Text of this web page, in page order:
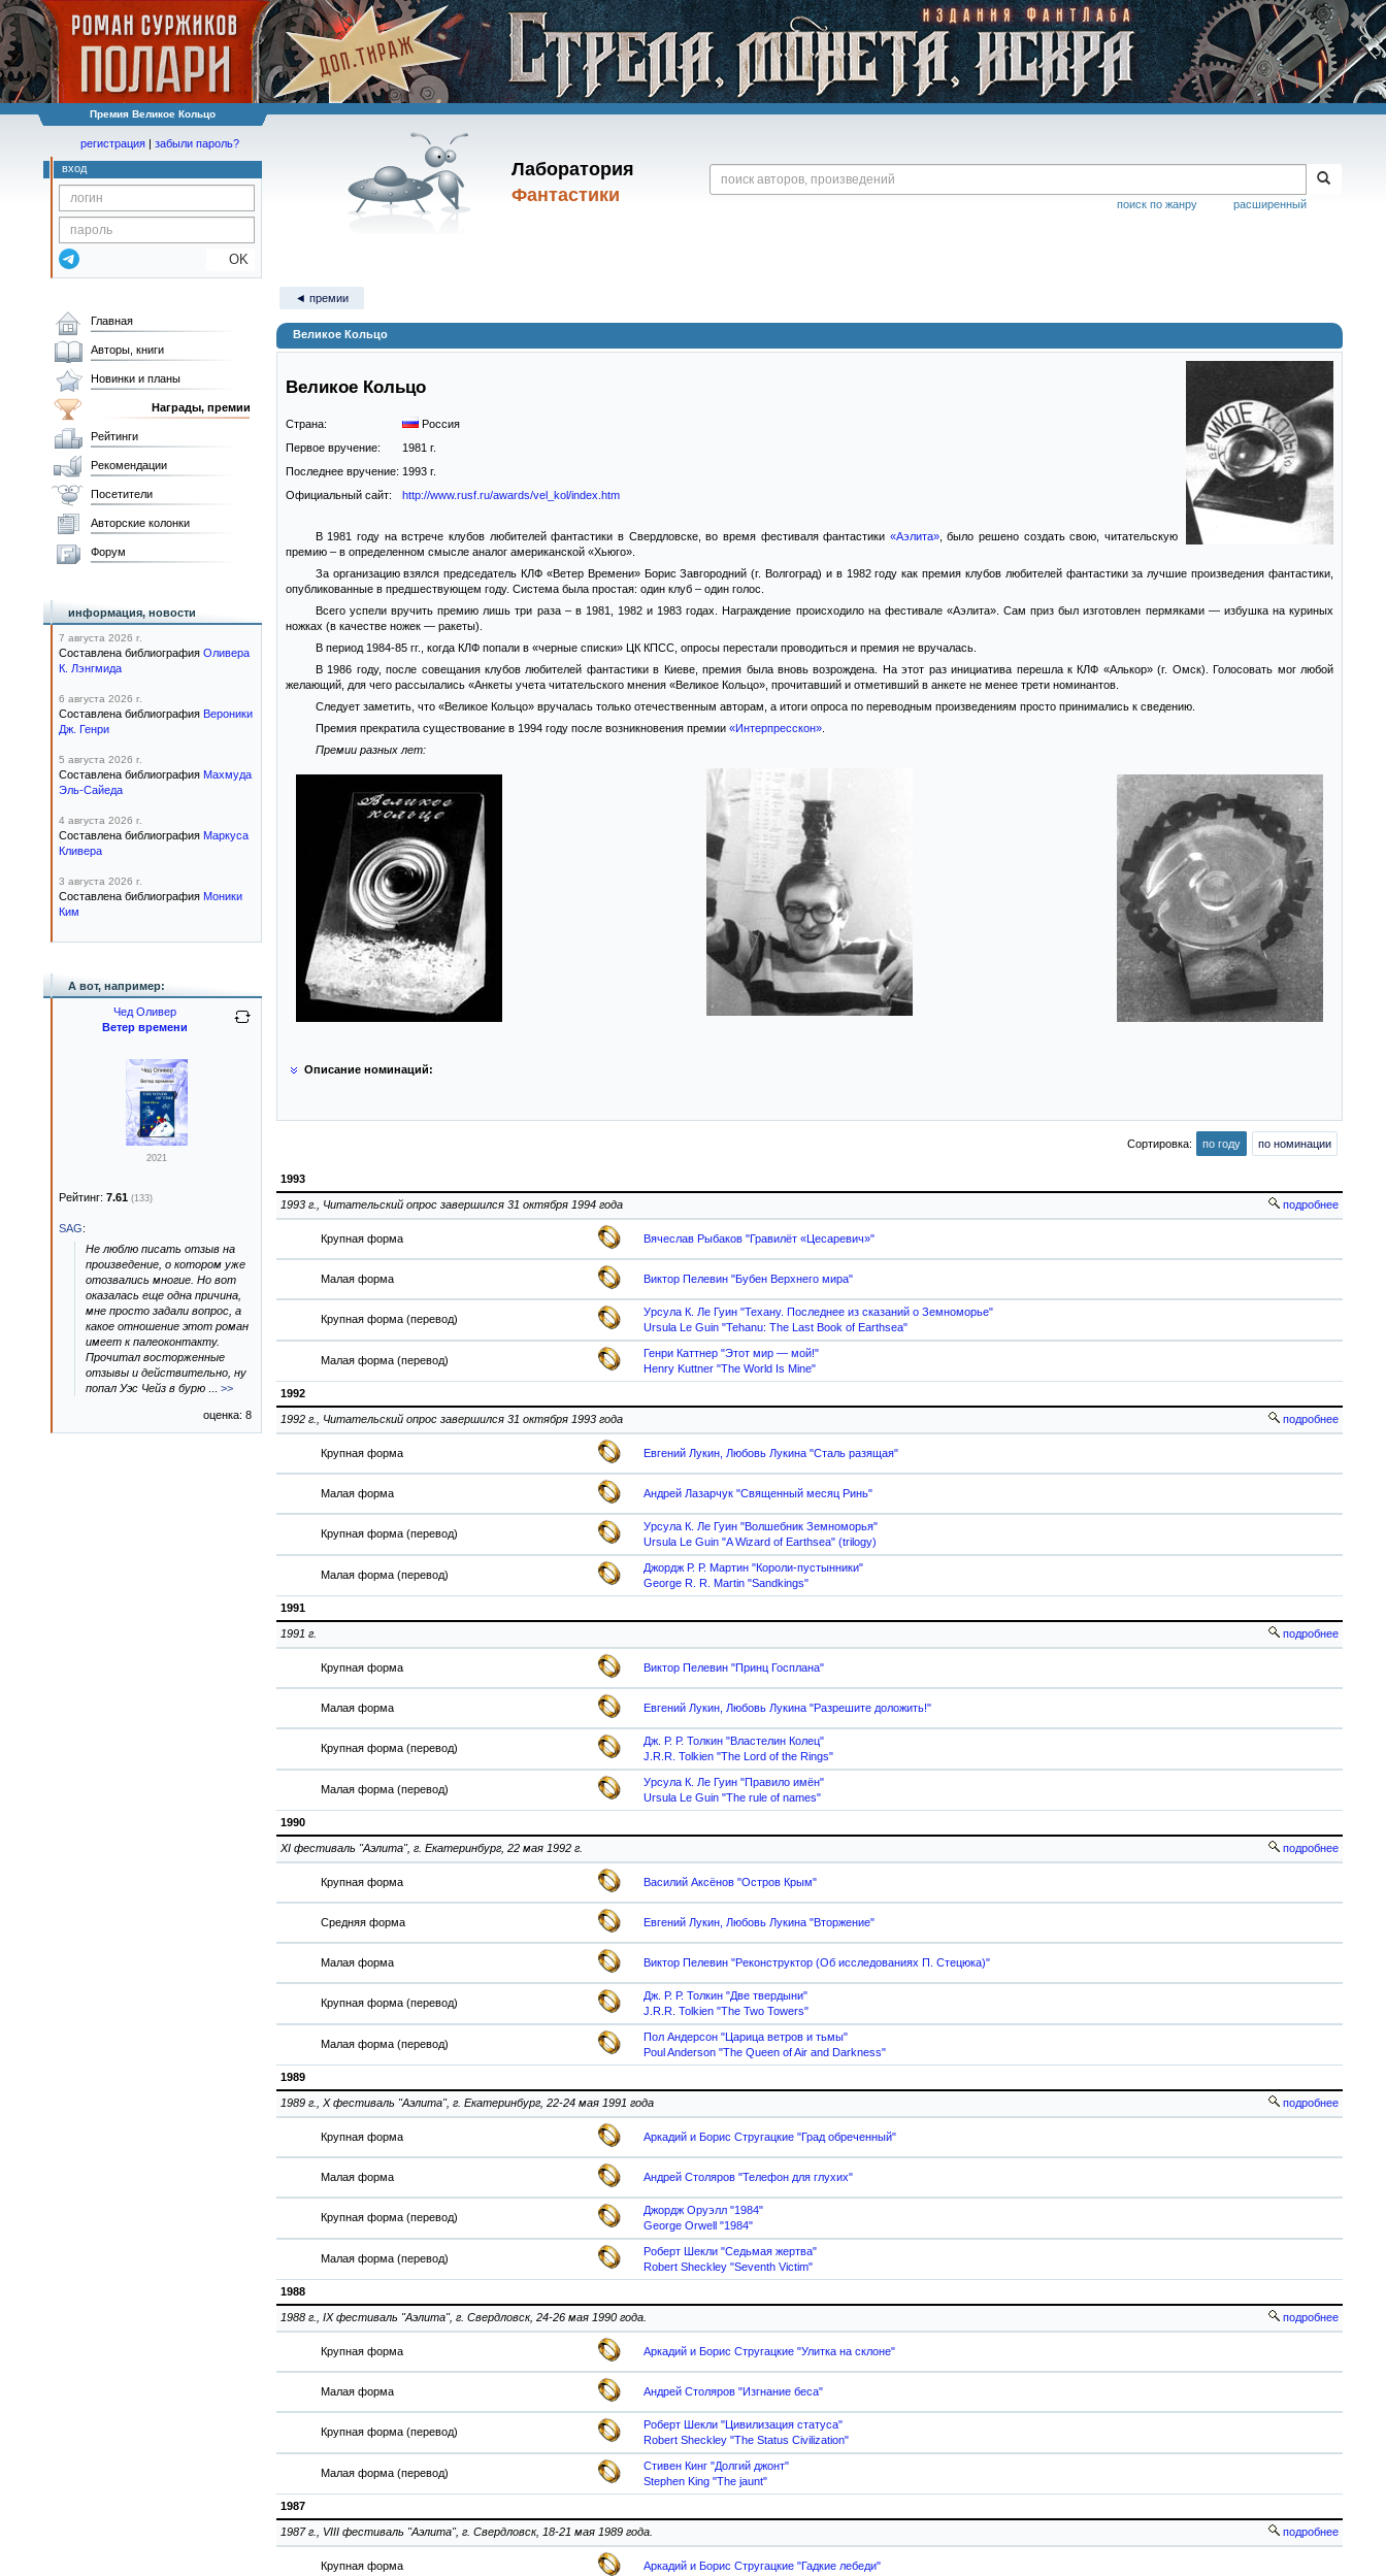
Премия Великое Кольцо
Лаборатория
Фантастики
расширенный
поиск по жанру
регистрация | забыли пароль?
вход
OK
◄ премии
Великое Кольцо
Великое Кольцо
Страна:
Россия
Первое вручение:
1981 г.
Последнее вручение: 1993 г.
Официальный сайт:
http://www.rusf.ru/awards/vel_kol/index.htm
В 1981 году на встрече клубов любителей фантастики в Свердловске, во время фестиваля фантастики «Аэлита», было решено создать свою, читательскую
премию – в определенном смысле аналог американской «Хьюго».
За организацию взялся председатель КЛФ «Ветер Времени» Борис Завгородний (г. Волгоград) и в 1982 году как премия клубов любителей фантастики за лучшие произведения фантастики,
опубликованные в предшествующем году. Система была простая: один клуб – один голос.
Всего успели вручить премию лишь три раза – в 1981, 1982 и 1983 годах. Награждение происходило на фестивале «Аэлита». Сам приз был изготовлен пермяками — избушка на куриных
ножках (в качестве ножек — ракеты).
В период 1984-85 гг., когда КЛФ попали в «черные списки» ЦК КПСС, опросы перестали проводиться и премия не вручалась.
В 1986 году, после совещания клубов любителей фантастики в Киеве, премия была вновь возрождена. На этот раз инициатива перешла к КЛФ «Алькор» (г. Омск). Голосовать мог любой
желающий, для чего рассылались «Анкеты учета читательского мнения «Великое Кольцо», прочитавший и отметивший в анкете не менее трети номинантов.
Следует заметить, что «Великое Кольцо» вручалась только отечественным авторам, а итоги опроса по переводным произведениям просто принимались к сведению.
Премия прекратила существование в 1994 году после возникновения премии «Интерпресскон».
Премии разных лет:
Описание номинаций:
Сортировка: по году по номинации
1993
подробнее
1993 г., Читательский опрос завершился 31 октября 1994 года
Крупная форма Вячеслав Рыбаков "Гравилёт «Цесаревич»"
Малая форма Виктор Пелевин "Бубен Верхнего мира"
Крупная форма (перевод)
Урсула К. Ле Гуин "Техану. Последнее из сказаний о Земноморье"
Ursula Le Guin "Tehanu: The Last Book of Earthsea"
Малая форма (перевод)
Генри Каттнер "Этот мир — мой!"
Henry Kuttner "The World Is Mine"
1992
подробнее
1992 г., Читательский опрос завершился 31 октября 1993 года
Крупная форма Евгений Лукин, Любовь Лукина "Сталь разящая"
Малая форма Андрей Лазарчук "Священный месяц Ринь"
Крупная форма (перевод)
Урсула К. Ле Гуин "Волшебник Земноморья"
Ursula Le Guin "A Wizard of Earthsea" (trilogy)
Малая форма (перевод)
Джордж Р. Р. Мартин "Короли-пустынники"
George R. R. Martin "Sandkings"
1991
подробнее
1991 г.
Крупная форма Виктор Пелевин "Принц Госплана"
Малая форма Евгений Лукин, Любовь Лукина "Разрешите доложить!"
Крупная форма (перевод)
Дж. Р. Р. Толкин "Властелин Колец"
J.R.R. Tolkien "The Lord of the Rings"
Малая форма (перевод)
Урсула К. Ле Гуин "Правило имён"
Ursula Le Guin "The rule of names"
1990
подробнее
XI фестиваль "Аэлита", г. Екатеринбург, 22 мая 1992 г.
Крупная форма Василий Аксёнов "Остров Крым"
Средняя форма Евгений Лукин, Любовь Лукина "Вторжение"
Малая форма Виктор Пелевин "Реконструктор (Об исследованиях П. Стецюка)"
Крупная форма (перевод)
Дж. Р. Р. Толкин "Две твердыни"
J.R.R. Tolkien "The Two Towers"
Малая форма (перевод)
Пол Андерсон "Царица ветров и тьмы"
Poul Anderson "The Queen of Air and Darkness"
1989
подробнее
1989 г., X фестиваль "Аэлита", г. Екатеринбург, 22-24 мая 1991 года
Крупная форма Аркадий и Борис Стругацкие "Град обреченный"
Малая форма Андрей Столяров "Телефон для глухих"
Крупная форма (перевод)
Джордж Оруэлл "1984"
George Orwell "1984"
Малая форма (перевод)
Роберт Шекли "Седьмая жертва"
Robert Sheckley "Seventh Victim"
1988
подробнее
1988 г., IX фестиваль "Аэлита", г. Свердловск, 24-26 мая 1990 года.
Крупная форма Аркадий и Борис Стругацкие "Улитка на склоне"
Малая форма Андрей Столяров "Изгнание беса"
Крупная форма (перевод)
Роберт Шекли "Цивилизация статуса"
Robert Sheckley "The Status Civilization"
Малая форма (перевод)
Стивен Кинг "Долгий джонт"
Stephen King "The jaunt"
1987
подробнее
1987 г., VIII фестиваль "Аэлита", г. Свердловск, 18-21 мая 1989 года.
Крупная форма Аркадий и Борис Стругацкие "Гадкие лебеди"
Главная
Авторы, книги
Новинки и планы
Награды, премии
Рейтинги
Рекомендации
Посетители
Авторские колонки
Форум
информация, новости
7 августа 2026 г.
Составлена библиография Оливера
К. Лэнгмида
6 августа 2026 г.
Составлена библиография Вероники
Дж. Генри
5 августа 2026 г.
Составлена библиография Махмуда
Эль-Сайеда
4 августа 2026 г.
Составлена библиография Маркуса
Кливера
3 августа 2026 г.
Составлена библиография Моники
Ким
А вот, например:
Чед Оливер
Ветер времени
2021
Рейтинг: 7.61 (133)
SAG:
Не люблю писать отзыв на
произведение, о котором уже
отозвались многие. Но вот
оказалась еще одна причина,
мне просто задали вопрос, а
какое отношение этот роман
имеет к палеоконтакту.
Прочитал восторженные
отзывы и действительно, ну
попал Уэс Чейз в бурю
>>
оценка: 8